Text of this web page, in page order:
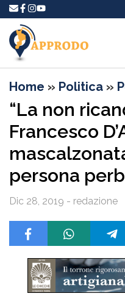
Home » Politica »
“La non
Francesco
persona
Dic 28, 2019 - redazione